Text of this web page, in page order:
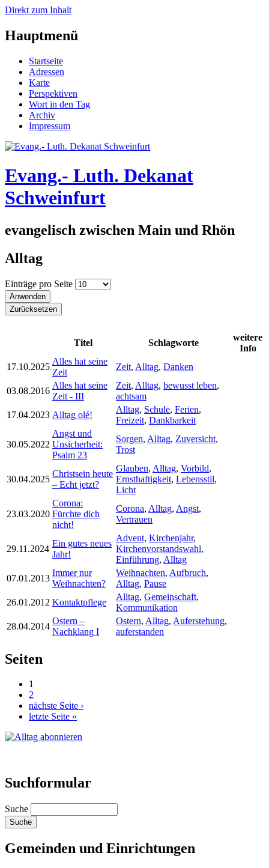
Direkt zum Inhalt
Hauptmenü
Startseite
Adressen
Karte
Perspektiven
Wort in den Tag
Archiv
Impressum
Evang.- Luth. Dekanat
Schweinfurt
evangelisch zwischen Main und Rhön
Alltag
Einträge pro Seite
Titel Schlagworte
weitere
Info
17.10.2025
Alles hat seine
Zeit
Zeit, Alltag, Danken
03.08.2016
Alles hat seine
Zeit - III
Zeit, Alltag, bewusst leben,
achtsam
17.04.2023 Alltag olé!
Alltag, Schule, Ferien,
Freizeit, Dankbarkeit
30.05.2022
Angst und
Unsicherheit:
Psalm 23
Sorgen, Alltag, Zuversicht,
Trost
30.04.2025
Christsein heute
– Echt jetzt?
Glauben, Alltag, Vorbild,
Ernsthaftigkeit, Lebensstil,
Licht
23.03.2020
Corona:
Fürchte dich
nicht!
Corona, Alltag, Angst,
Vertrauen
29.11.2024
Ein gutes neues
Jahr!
Advent, Kirchenjahr,
Kirchenvorstandswahl,
Einführung, Alltag
07.01.2013
Immer nur
Weihnachten?
Weihnachten, Aufbruch,
Alltag, Pause
26.01.2012 Kontaktpflege
Alltag, Gemeinschaft,
Kommunikation
28.04.2014
Ostern –
Nachklang I
Ostern, Alltag, Auferstehung,
auferstanden
Seiten
1
2
nächste Seite ›
letzte Seite »
Suchformular
Suche
Gemeinden und Einrichtungen